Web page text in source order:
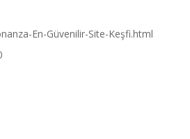
En-Güvenilir-Site-Keşfi.html